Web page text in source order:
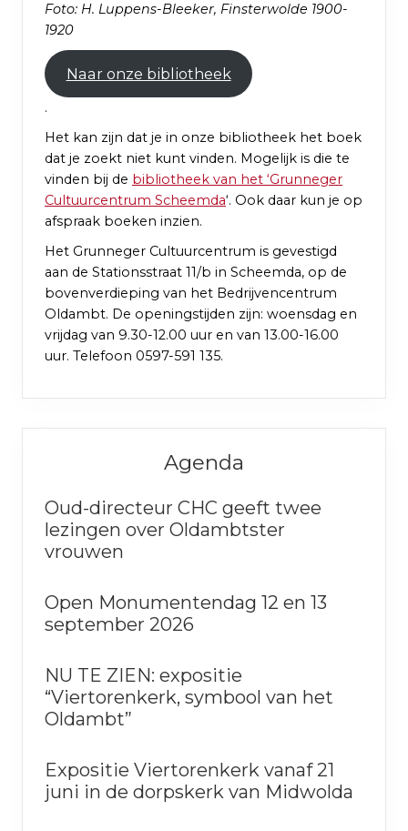
Foto: H. Luppens-Bleeker, Finsterwolde 1900-
1920
Naar onze bibliotheek
.
Het kan zijn dat je in onze bibliotheek het boek
dat je zoekt niet kunt vinden. Mogelijk is die te
vinden bij de bibliotheek van het ‘Grunneger
Cultuurcentrum Scheemda‘. Ook daar kun je op
afspraak boeken inzien.
Het Grunneger Cultuurcentrum is gevestigd
aan de Stationsstraat 11/b in Scheemda, op de
bovenverdieping van het Bedrijvencentrum
Oldambt. De openingstijden zijn: woensdag en
vrijdag van 9.30-12.00 uur en van 13.00-16.00
uur. Telefoon 0597-591 135.
Agenda
Oud-directeur CHC geeft twee
lezingen over Oldambtster
vrouwen
Open Monumentendag 12 en 13
september 2026
NU TE ZIEN: expositie
“Viertorenkerk, symbool van het
Oldambt”
Expositie Viertorenkerk vanaf 21
juni in de dorpskerk van Midwolda